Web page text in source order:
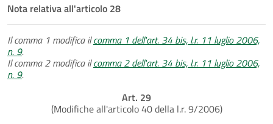
Nota relativa all'articolo 28
Il comma 1 modifica ilcomma 1 dell'art. 34 bis, l.r. 11 luglio 2006,
n. 9.
Il comma 2 modifica ilcomma 2 dell'art. 34 bis, l.r. 11 luglio 2006,
n. 9.
Art. 29
(Modifiche all'articolo 40 della l.r. 9/2006)